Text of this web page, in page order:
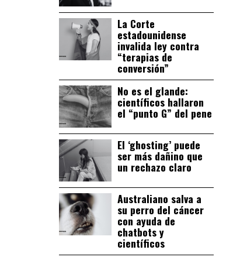
La Corte
estadounidense
invalida ley contra
“terapias de
conversión”
No es el glande:
científicos hallaron
el “punto G” del pene
El ‘ghosting’ puede
ser más dañino que
un rechazo claro
Australiano salva a
su perro del cáncer
con ayuda de
chatbots y
científicos